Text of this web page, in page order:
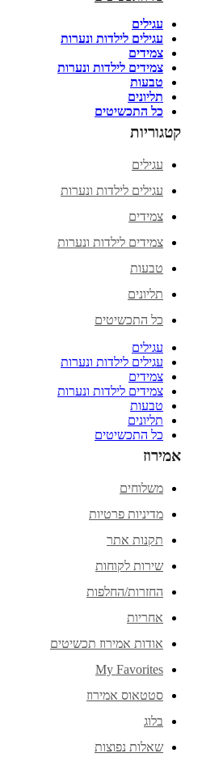
עגילים
עגילים לילדות ונערות
צמידים
צמידים לילדות ונערות
טבעות
תליונים
כל התכשיטים
קטגוריות
עגילים
עגילים לילדות ונערות
צמידים
צמידים לילדות ונערות
טבעות
תליונים
כל התכשיטים
עגילים
עגילים לילדות ונערות
צמידים
צמידים לילדות ונערות
טבעות
תליונים
כל התכשיטים
אמירוז
משלוחים
מדיניות פרטיות
תקנות אתר
שירות לקוחות
החזרות/החלפות
אחריות
אודות אמירוז תכשיטים
My Favorites
סטטאוס אמירוז
בלוג
שאלות נפוצות